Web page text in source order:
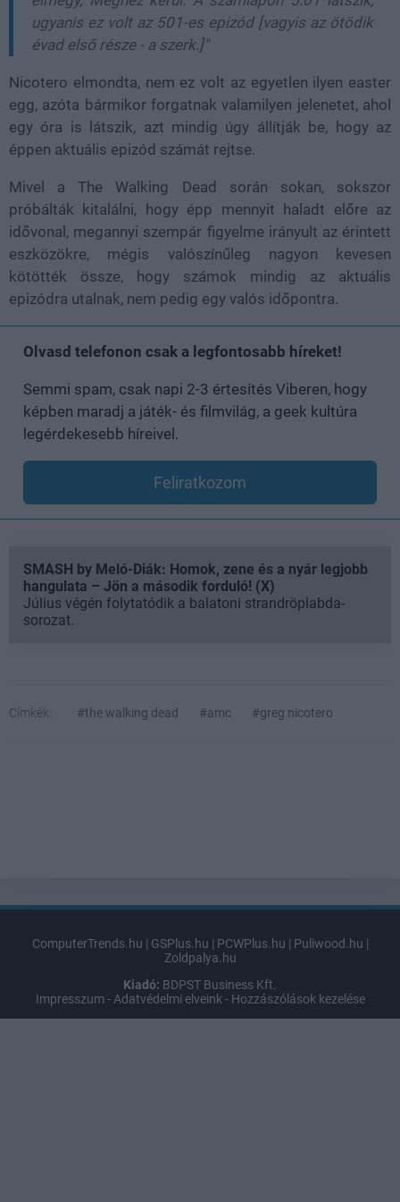
ugyanis ez volt az 501-es epizód [vagyis az ötödik
évad első része - a szerk.]"
Nicotero elmondta, nem ez volt az egyetlen ilyen easter
egg, azóta bármikor forgatnak valamilyen jelenetet, ahol
egy óra is látszik, azt mindig úgy állítják be, hogy az
éppen aktuális epizód számát rejtse.
Mivel a The Walking Dead során sokan, sokszor
próbálták kitalálni, hogy épp mennyit haladt előre az
idővonal, megannyi szempár figyelme irányult az érintett
eszközökre, mégis valószínűleg nagyon kevesen
kötötték össze, hogy számok mindig az aktuális
epizódra utalnak, nem pedig egy valós időpontra.
Olvasd telefonon csak a legfontosabb híreket!
Semmi spam, csak napi 2-3 értesítés Viberen, hogy
képben maradj a játék- és filmvilág, a geek kultúra
legérdekesebb híreivel.
Feliratkozom
SMASH by Meló-Diák: Homok, zene és a nyár legjobb
hangulata – Jön a második forduló! (X)
Július végén folytatódik a balatoni strandröplabda-
sorozat.
Címkék: #the walking dead #amc #greg nicotero
ComputerTrends.hu | GSPlus.hu | PCWPlus.hu | Puliwood.hu |
Zoldpalya.hu
Kiadó: BDPST Business Kft.
Impresszum - Adatvédelmi elveink - Hozzászólások kezelése